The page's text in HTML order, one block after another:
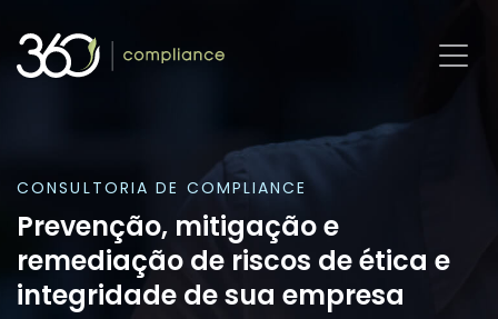
para
CONSULTORIA DE COMPLIANCE
Prevenção, mitigação e
remediação de riscos de ética e
integridade de sua empresa